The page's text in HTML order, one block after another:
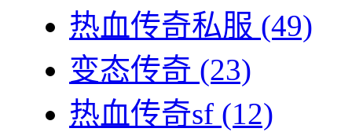
热血传奇私服 (49)
变态传奇 (23)
热血传奇sf (12)